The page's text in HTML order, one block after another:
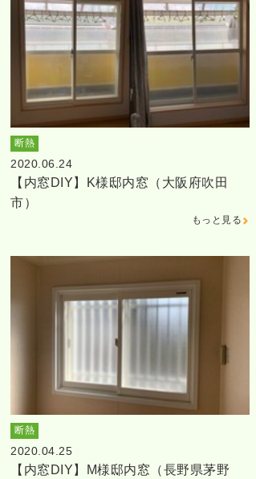
断熱
2020.06.24
【内窓DIY】K様邸内窓（大阪府吹田
市）
もっと見る
断熱
2020.04.25
【内窓DIY】M様邸内窓（長野県茅野